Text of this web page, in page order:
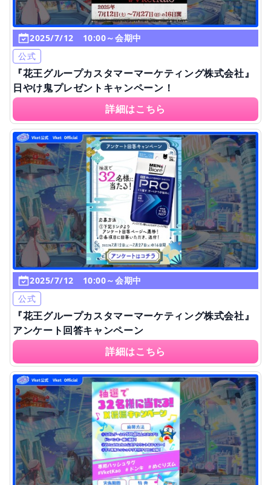
2025/7/12 10:00～会期中
公式
『花王グループカスタマーマーケティング株式会社』
日やけ鬼プレゼントキャンペーン！
詳細はこちら
2025/7/12 10:00～会期中
公式
『花王グループカスタマーマーケティング株式会社』
アンケート回答キャンペーン
詳細はこちら